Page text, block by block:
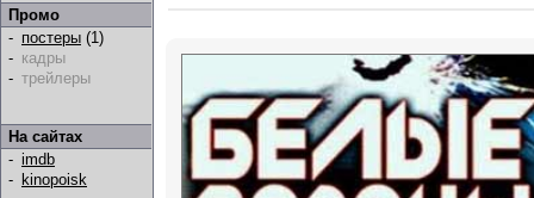
Промо
- постеры (1)
- кадры
- трейлеры
На сайтах
- imdb
- kinopoisk